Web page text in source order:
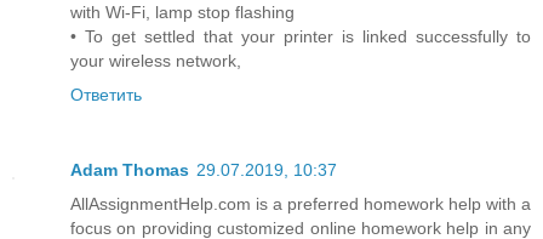
with Wi-Fi, lamp stop flashing
• To get settled that your printer is linked successfully to
your wireless network,
Ответить
Adam Thomas 29.07.2019, 10:37
AllAssignmentHelp.com is a preferred homework help with a
focus on providing customized online homework help in any